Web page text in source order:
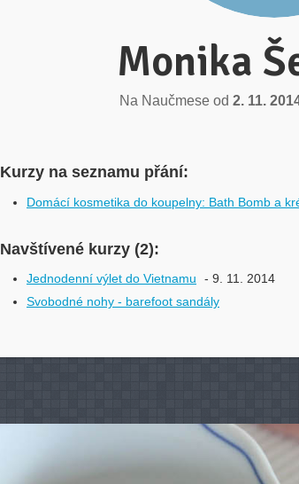
Monika
Na Naučmese od 2. 11.
Kurzy na seznamu přání:
Domácí kosmetika do koupelny: Bath Bomb a
Navštívené kurzy (2):
Jednodenní výlet do Vietnamu
- 9. 11. 2014
Svobodné nohy - barefoot sandály